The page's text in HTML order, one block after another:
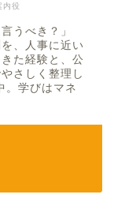
内役
うべき？」
、人事に近い
た経験と、公
さしく整理し
。学びはマネ